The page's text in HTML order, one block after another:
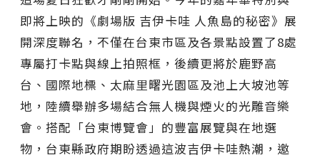
即將上映的《劇場版 吉伊卡哇 人魚島的秘密》展
開深度聯名，不僅在台東市區及各景點設置了8處
專屬打卡點與線上拍照框，後續更將於鹿野高
台、國際地標、太麻里曙光園區及池上大坡池等
地，陸續舉辦多場結合無人機與煙火的光雕音樂
會。搭配「台東博覽會」的豐富展覽與在地選
物，台東縣政府期盼透過這波吉伊卡哇熱潮，邀